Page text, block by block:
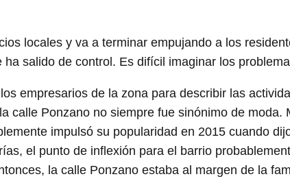
locales y va a terminar empujando a los
salido de control. Es difícil imaginar los
empresarios de la zona para describir las
calle Ponzano no siempre fue sinónimo de moda.
impulsó su popularidad en 2015 cuando
el punto de inflexión para el barrio
la calle Ponzano estaba al margen de la